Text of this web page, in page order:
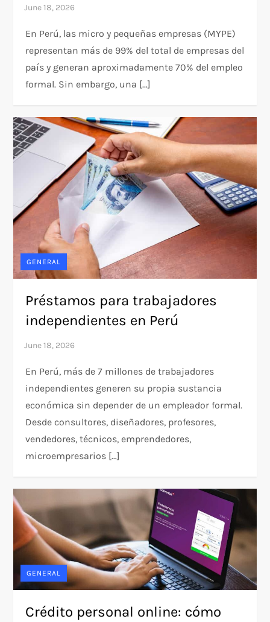
En Perú, las micro y pequeñas empresas (MYPE)
representan más de 99% del total de empresas del
país y generan aproximadamente 70% del empleo
formal. Sin embargo, una […]
GENERAL
Préstamos para trabajadores
independientes en Perú
En Perú, más de 7 millones de trabajadores
independientes generen su propia sustancia
económica sin depender de un empleador formal.
Desde consultores, diseñadores, profesores,
vendedores, técnicos, emprendedores,
microempresarios […]
GENERAL
Crédito personal online: cómo